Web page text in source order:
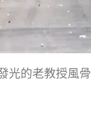
的老教授風